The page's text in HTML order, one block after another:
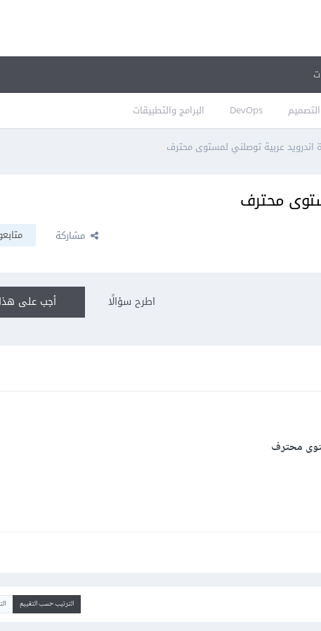
التصميم DevOps البرامج والتطبيقات
اندرويد عربية توصلني لمستوى محترف
محترف
مشاركة
أجب على اطرح سؤالًا
محترف
الترتيب حسب التقييم